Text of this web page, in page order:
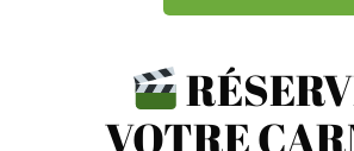
VOTRE